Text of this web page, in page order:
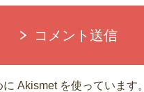
コメント送信
Akismet を使っています。